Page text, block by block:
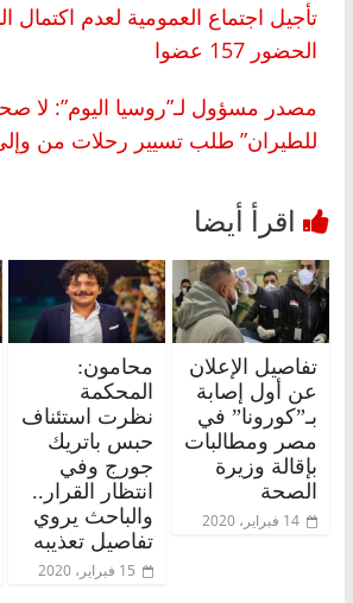
تأجيل اجتماع العمومية لعدم اكتمال
الحضور 157 عضوا
مصدر مسؤول لـ”روسيا اليوم”: لا
للطيران” طلب تسيير رحلات من
تفاصيل الإعلان
عن أول إصابة
بـ”كورونا” في
مصر ومطالبات
بإقالة وزيرة
الصحة
14 فبراير، 2020
محامون:
المحكمة
نظرت استئناف
حبس باتريك
جورج وفي
انتظار القرار..
والباحث يروي
تفاصيل تعذيبه
15 فبراير، 2020